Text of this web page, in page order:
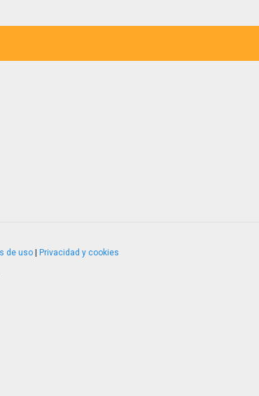
de uso Privacidad y cookies